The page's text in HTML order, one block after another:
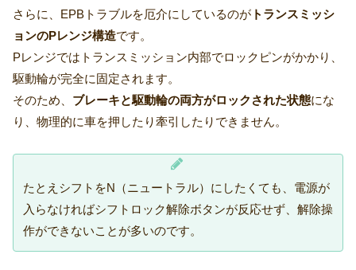
さらに、EPBトラブルを厄介にしているのが トランスミッシ
ョンのPレンジ構造です。
Pレンジではトランスミッション内部でロックピンがかかり、
駆動輪が完全に固定されます。
そのため、 ブレーキと駆動輪の両方がロックされた状態にな
り、物理的に車を押したり牽引したりできません。
たとえシフトをN（ニュートラル）にしたくても、電源が
入らなければシフトロック解除ボタンが反応せず、解除操
作ができないことが多いのです。